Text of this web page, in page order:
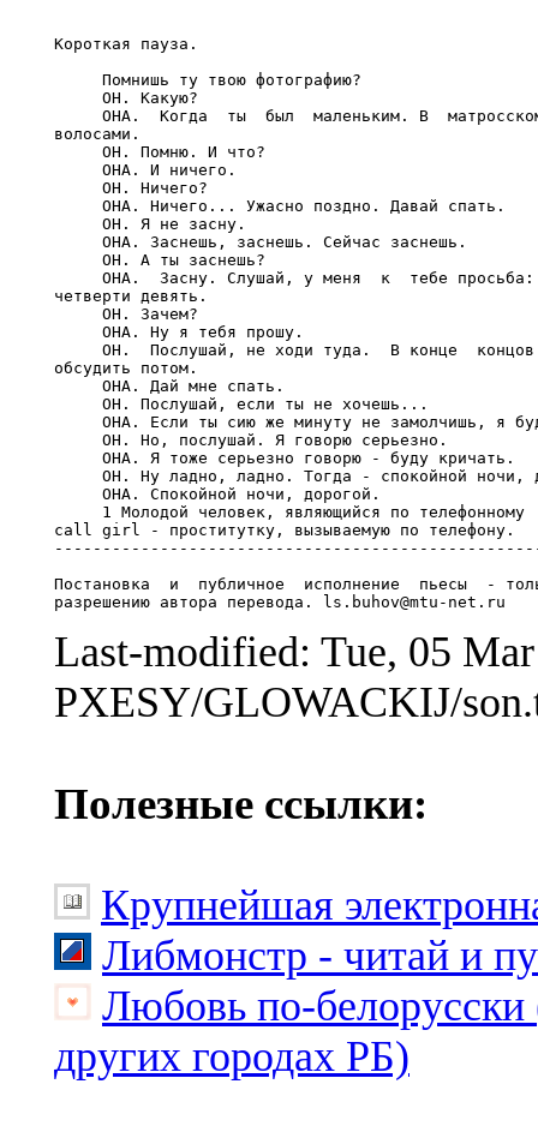
Короткая пауза.
     Помнишь ту твою фотографию?
     ОН. Какую?
ОНА.  Когда  ты  был  маленьким. В
волосами.
     ОН. Помню. И что?
     ОНА. И ничего.
     ОН. Ничего?
     ОНА. Ничего... Ужасно поздно. Давай спать.
     ОН. Я не засну.
     ОНА. Заснешь, заснешь. Сейчас заснешь.
     ОН. А ты заснешь?
ОНА.  Засну. Слушай, у меня  к  тебе
четверти девять.
     ОН. Зачем?
     ОНА. Ну я тебя прошу.
ОН.  Послушай, не ходи туда.  В конце
обсудить потом.
     ОНА. Дай мне спать.
     ОН. Послушай, если ты не хочешь...
ОНА. Если ты сию же минуту не замолчишь, я
     ОН. Но, послушай. Я говорю серьезно.
     ОНА. Я тоже серьезно говорю - буду кричать.
ОН. Ну ладно, ладно. Тогда - спокойной ночи,
     ОНА. Спокойной ночи, дорогой.
1 Молодой человек, являющийся по телефонному
call girl - проститутку, вызываемую по телефону.
Постановка  и  публичное  исполнение  пьесы  -
Last-modified: Tue, 05
PXESY/GLOWACKIJ/
Полезные ссылки:
Крупнейшая
Либмонстр - читай и
Любовь по-белорусски
других городах РБ)